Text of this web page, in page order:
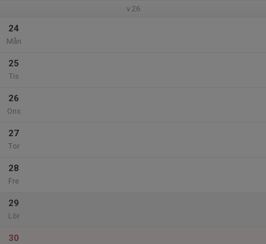
v.26
24
Mån
25
Tis
26
Ons
27
Tor
28
Fre
29
Lör
30